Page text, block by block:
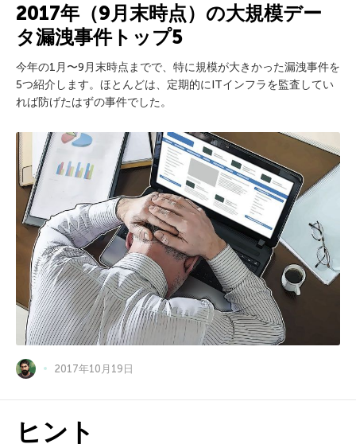
2017年（9月末時点）の大規模デー
タ漏洩事件トップ5
今年の1月〜9月末時点までで、特に規模が大きかった漏洩事件を
5つ紹介します。ほとんどは、定期的にITインフラを監査してい
れば防げたはずの事件でした。
2017年10月19日
ヒント